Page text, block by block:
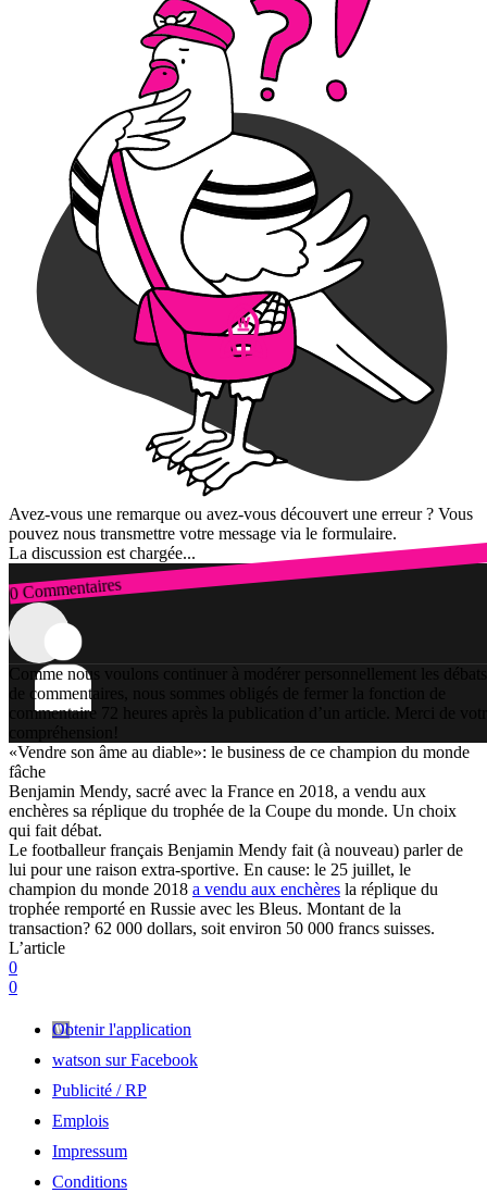
Avez-vous une remarque ou avez-vous découvert une erreur ? Vous
pouvez nous transmettre votre message via le formulaire.
La discussion est chargée...
0 Commentaires
Connexion
Comme nous voulons continuer à modérer personnellement les débats
de commentaires, nous sommes obligés de fermer la fonction de
commentaire 72 heures après la publication d’un article. Merci de
compréhension!
«Vendre son âme au diable»: le business de ce champion du monde
fâche
Benjamin Mendy, sacré avec la France en 2018, a vendu aux
enchères sa réplique du trophée de la Coupe du monde. Un choix
qui fait débat.
Le footballeur français Benjamin Mendy fait (à nouveau) parler de
lui pour une raison extra-sportive. En cause: le 25 juillet, le
champion du monde 2018 a vendu aux enchères la réplique du
trophée remporté en Russie avec les Bleus. Montant de la
transaction? 62 000 dollars, soit environ 50 000 francs suisses.
L’article
0
0
Obtenir l'application
watson sur Facebook
Publicité / RP
Emplois
Impressum
Conditions